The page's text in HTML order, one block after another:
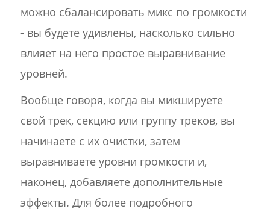
можно сбалансировать микс по громкости
- вы будете удивлены, насколько сильно
влияет на него простое выравнивание
уровней.
Вообще говоря, когда вы микшируете
свой трек, секцию или группу треков, вы
начинаете с их очистки, затем
выравниваете уровни громкости и,
наконец, добавляете дополнительные
эффекты. Для более подробного